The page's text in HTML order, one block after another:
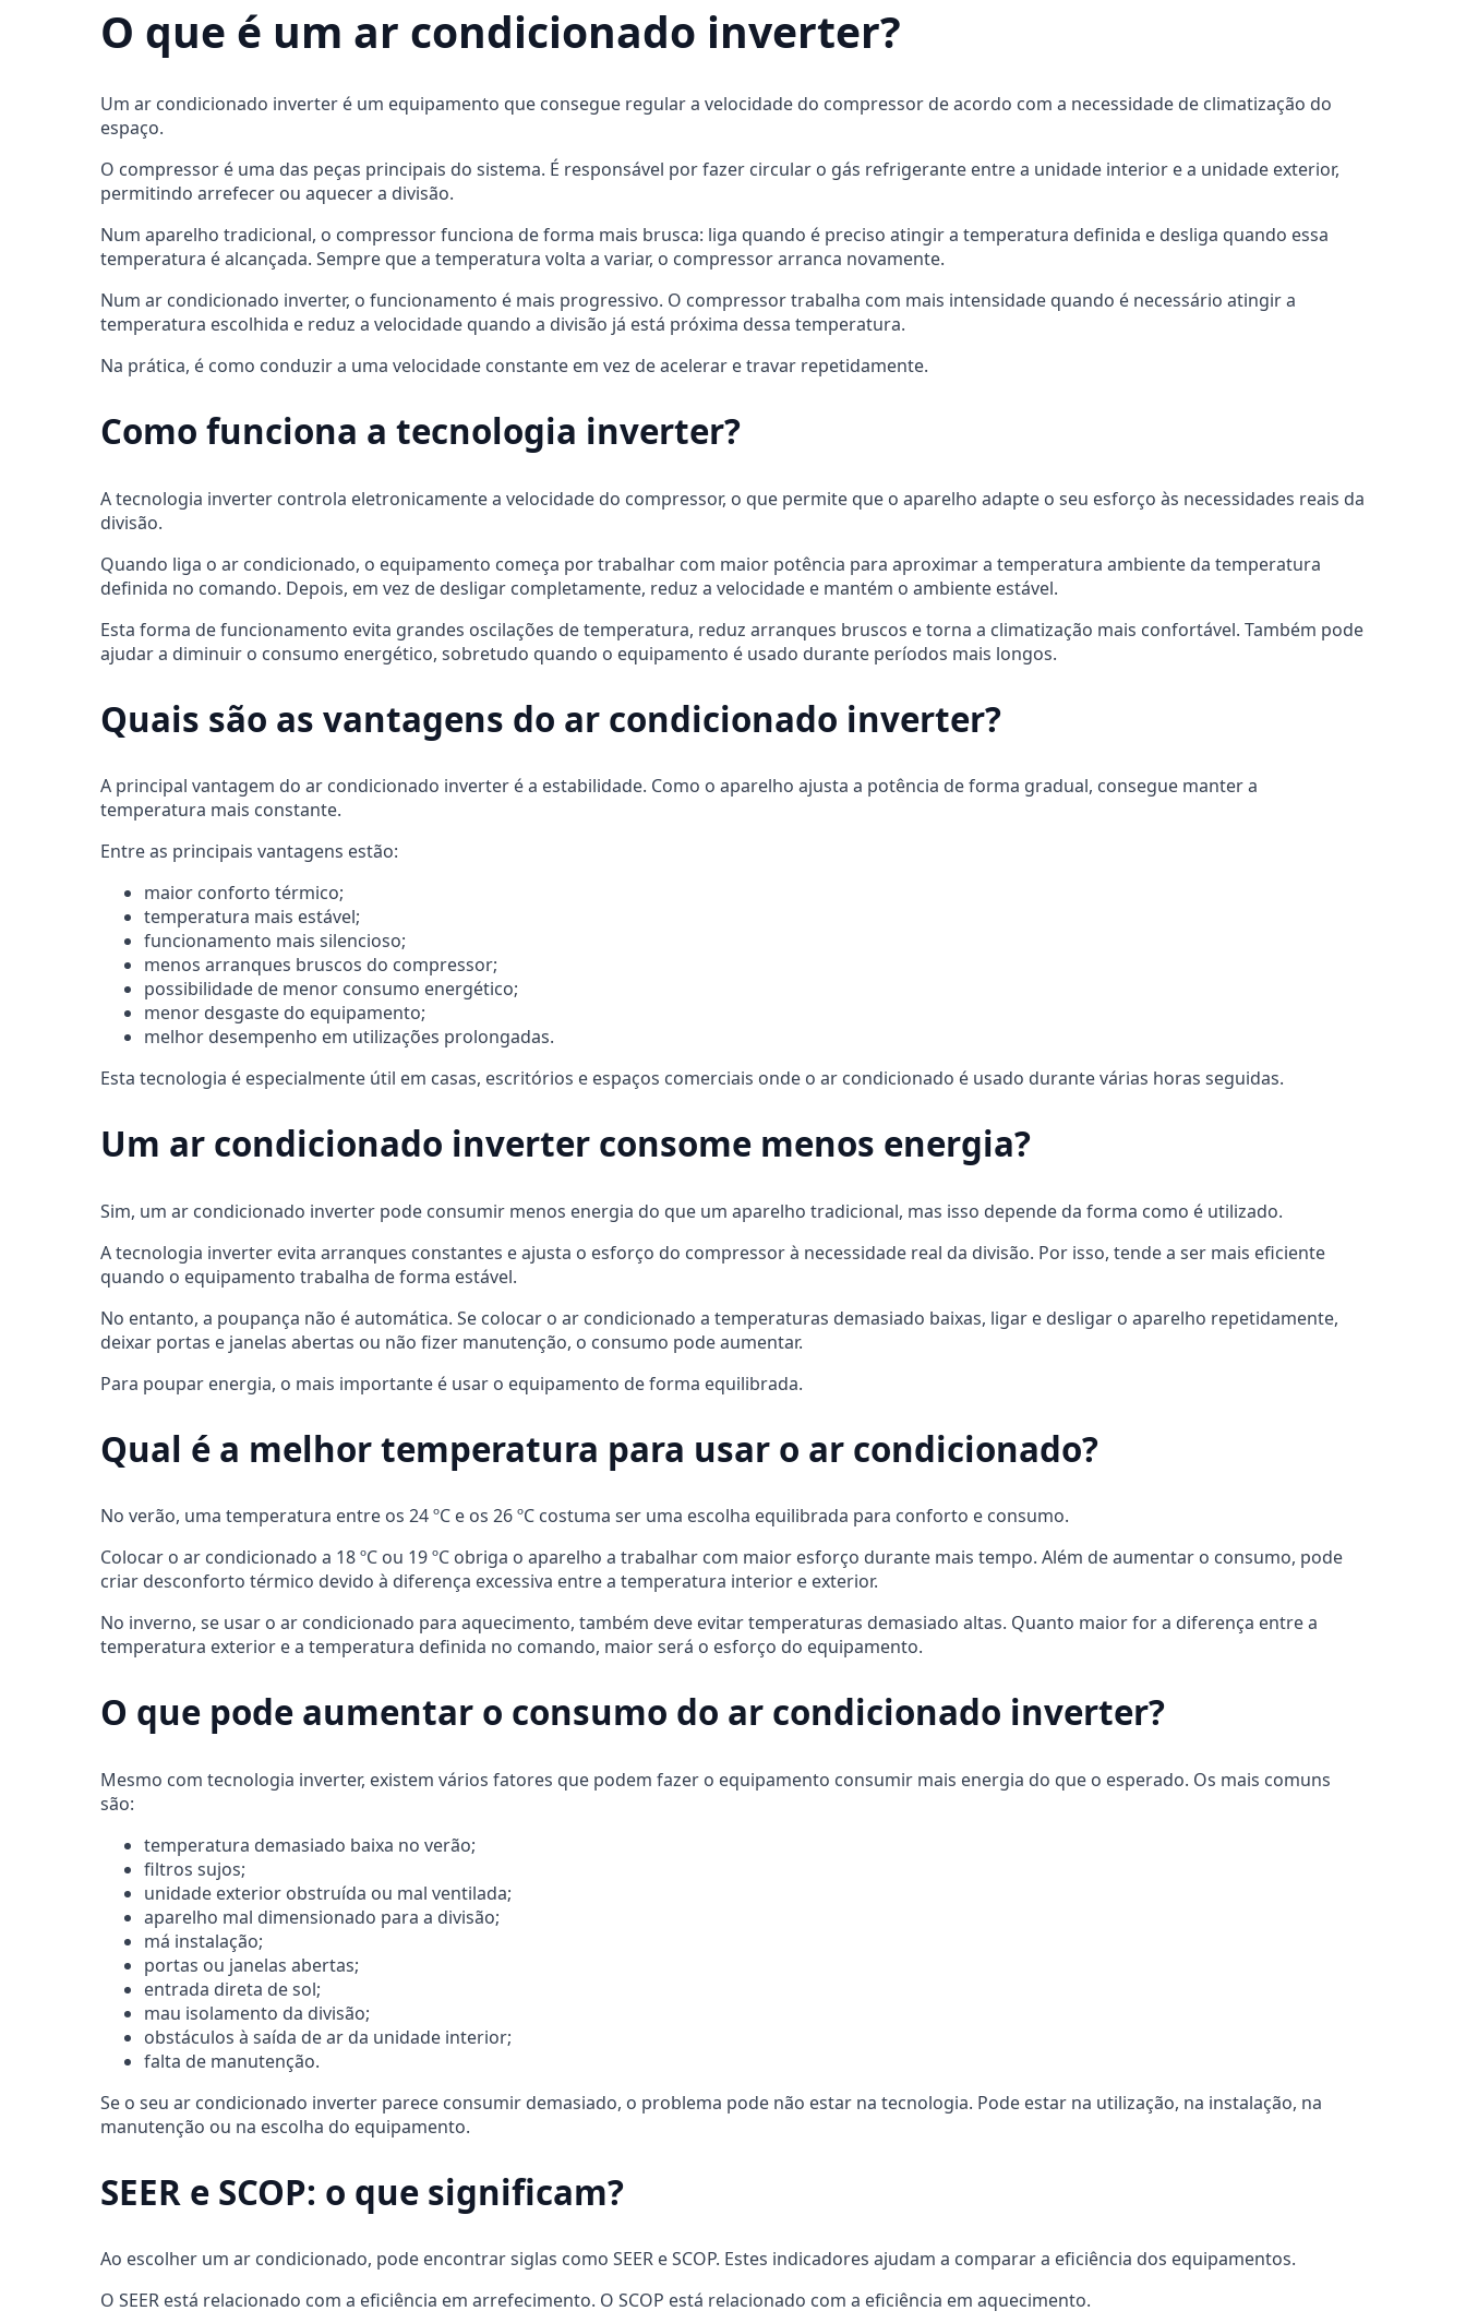
O que é um ar condicionado inverter?
Um ar condicionado inverter é um equipamento que consegue regular a velocidade do compressor de acordo com a necessidade de climatização do
espaço.
O compressor é uma das peças principais do sistema. É responsável por fazer circular o gás refrigerante entre a unidade interior e a unidade exterior,
permitindo arrefecer ou aquecer a divisão.
Num aparelho tradicional, o compressor funciona de forma mais brusca: liga quando é preciso atingir a temperatura definida e desliga quando essa
temperatura é alcançada. Sempre que a temperatura volta a variar, o compressor arranca novamente.
Num ar condicionado inverter, o funcionamento é mais progressivo. O compressor trabalha com mais intensidade quando é necessário atingir a
temperatura escolhida e reduz a velocidade quando a divisão já está próxima dessa temperatura.
Na prática, é como conduzir a uma velocidade constante em vez de acelerar e travar repetidamente.
Como funciona a tecnologia inverter?
A tecnologia inverter controla eletronicamente a velocidade do compressor, o que permite que o aparelho adapte o seu esforço às necessidades reais da
divisão.
Quando liga o ar condicionado, o equipamento começa por trabalhar com maior potência para aproximar a temperatura ambiente da temperatura
definida no comando. Depois, em vez de desligar completamente, reduz a velocidade e mantém o ambiente estável.
Esta forma de funcionamento evita grandes oscilações de temperatura, reduz arranques bruscos e torna a climatização mais confortável. Também pode
ajudar a diminuir o consumo energético, sobretudo quando o equipamento é usado durante períodos mais longos.
Quais são as vantagens do ar condicionado inverter?
A principal vantagem do ar condicionado inverter é a estabilidade. Como o aparelho ajusta a potência de forma gradual, consegue manter a
temperatura mais constante.
Entre as principais vantagens estão:
maior conforto térmico;
temperatura mais estável;
funcionamento mais silencioso;
menos arranques bruscos do compressor;
possibilidade de menor consumo energético;
menor desgaste do equipamento;
melhor desempenho em utilizações prolongadas.
Esta tecnologia é especialmente útil em casas, escritórios e espaços comerciais onde o ar condicionado é usado durante várias horas seguidas.
Um ar condicionado inverter consome menos energia?
Sim, um ar condicionado inverter pode consumir menos energia do que um aparelho tradicional, mas isso depende da forma como é utilizado.
A tecnologia inverter evita arranques constantes e ajusta o esforço do compressor à necessidade real da divisão. Por isso, tende a ser mais eficiente
quando o equipamento trabalha de forma estável.
No entanto, a poupança não é automática. Se colocar o ar condicionado a temperaturas demasiado baixas, ligar e desligar o aparelho repetidamente,
deixar portas e janelas abertas ou não fizer manutenção, o consumo pode aumentar.
Para poupar energia, o mais importante é usar o equipamento de forma equilibrada.
Qual é a melhor temperatura para usar o ar condicionado?
No verão, uma temperatura entre os 24 ºC e os 26 ºC costuma ser uma escolha equilibrada para conforto e consumo.
Colocar o ar condicionado a 18 ºC ou 19 ºC obriga o aparelho a trabalhar com maior esforço durante mais tempo. Além de aumentar o consumo, pode
criar desconforto térmico devido à diferença excessiva entre a temperatura interior e exterior.
No inverno, se usar o ar condicionado para aquecimento, também deve evitar temperaturas demasiado altas. Quanto maior for a diferença entre a
temperatura exterior e a temperatura definida no comando, maior será o esforço do equipamento.
O que pode aumentar o consumo do ar condicionado inverter?
Mesmo com tecnologia inverter, existem vários fatores que podem fazer o equipamento consumir mais energia do que o esperado. Os mais comuns
são:
temperatura demasiado baixa no verão;
filtros sujos;
unidade exterior obstruída ou mal ventilada;
aparelho mal dimensionado para a divisão;
má instalação;
portas ou janelas abertas;
entrada direta de sol;
mau isolamento da divisão;
obstáculos à saída de ar da unidade interior;
falta de manutenção.
Se o seu ar condicionado inverter parece consumir demasiado, o problema pode não estar na tecnologia. Pode estar na utilização, na instalação, na
manutenção ou na escolha do equipamento.
SEER e SCOP: o que significam?
Ao escolher um ar condicionado, pode encontrar siglas como SEER e SCOP. Estes indicadores ajudam a comparar a eficiência dos equipamentos.
O SEER está relacionado com a eficiência em arrefecimento. O SCOP está relacionado com a eficiência em aquecimento.